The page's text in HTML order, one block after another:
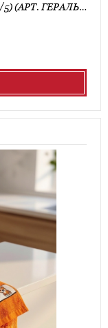
ПОЛОТЕНЦЕ МАХРОВОЕ 70*140 (УП 1/5) (АРТ. ГЕРАЛЬД 70*140)